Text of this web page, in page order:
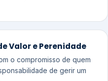
Valor e Perenidade
o compromisso de quem
de gerir um